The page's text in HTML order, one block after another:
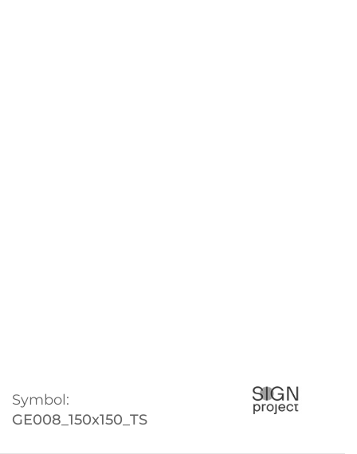
Symbol:
GE008_150x150_TS